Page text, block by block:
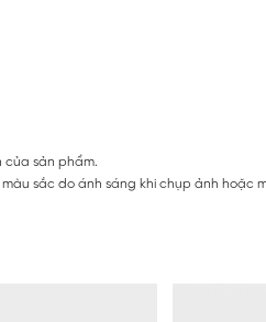
của sản phẩm.
sắc do ánh sáng khi chụp ảnh hoặc